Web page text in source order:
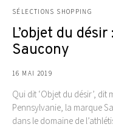
SÉLECTIONS SHOPPING
L’objet du
Saucony
16 MAI 2019
Qui dit ‘Objet du désir’,
Pennsylvanie, la marque
dans le domaine de